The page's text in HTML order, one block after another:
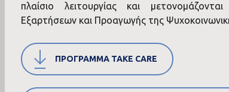
πλαίσιο λειτουργίας και
Εξαρτήσεων και Προαγωγής της
ΠΡΟΓΡΑΜΜΑ TAKE CARE